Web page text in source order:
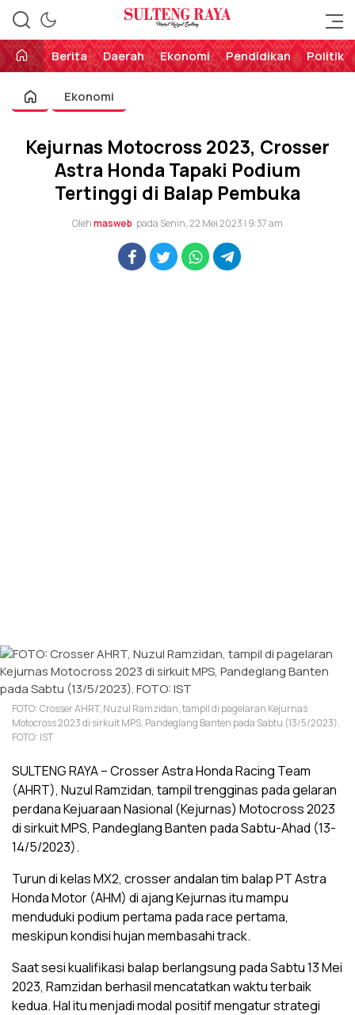
Sulteng Raya
Perekat Rakyat Sulteng
Berita
Daerah Ekonomi Pendidikan Politik
Ekonomi
Kejurnas Motocross 2023, Crosser
Astra Honda Tapaki Podium
Tertinggi di Balap Pembuka
Olehmasweb pada Senin, 22 Mei 2023 | 9:37 am
FOTO: Crosser AHRT, Nuzul Ramzidan, tampil di pagelaran Kejurnas
Motocross 2023 di sirkuit MPS, Pandeglang Banten pada Sabtu (13/5/2023).
FOTO: IST
SULTENG RAYA – Crosser Astra Honda Racing Team
(AHRT), Nuzul Ramzidan, tampil trengginas pada gelaran
perdana Kejuaraan Nasional (Kejurnas) Motocross 2023
di sirkuit MPS, Pandeglang Banten pada Sabtu-Ahad (13-
14/5/2023).
Turun di kelas MX2, crosser andalan tim balap PT Astra
Honda Motor (AHM) di ajang Kejurnas itu mampu
menduduki podium pertama pada race pertama,
meskipun kondisi hujan membasahi track.
Saat sesi kualifikasi balap berlangsung pada Sabtu 13 Mei
2023, Ramzidan berhasil mencatatkan waktu terbaik
kedua. Hal itu menjadi modal positif mengatur strategi